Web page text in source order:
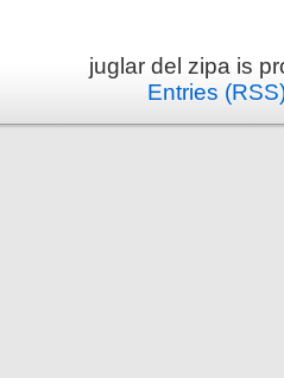
juglar del zipa is
Entries